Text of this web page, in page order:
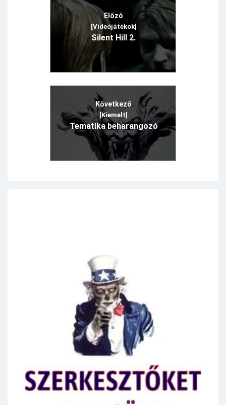
Előző
[Videójátékok]
Silent Hill 2.
Következő
[Kiemelt]
Tematika beharangozó